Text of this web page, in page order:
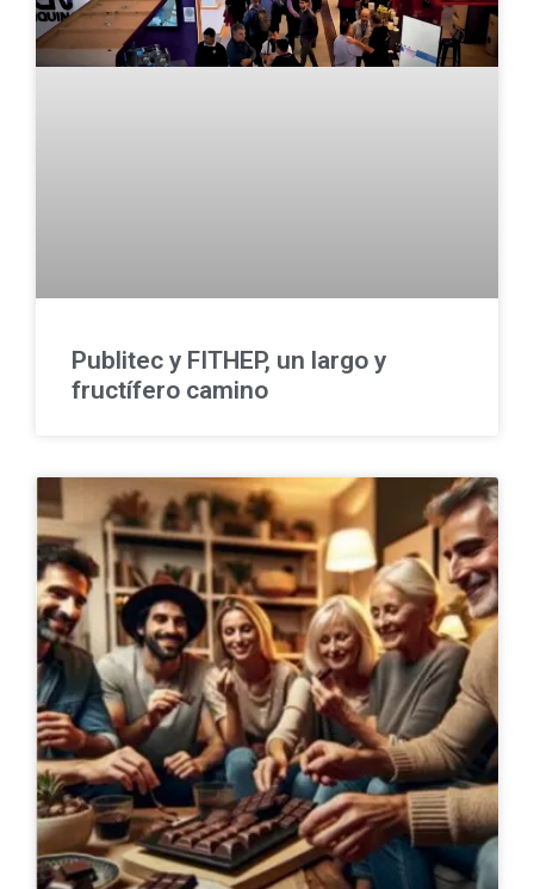
Publitec y FITHEP, un largo y
fructífero camino